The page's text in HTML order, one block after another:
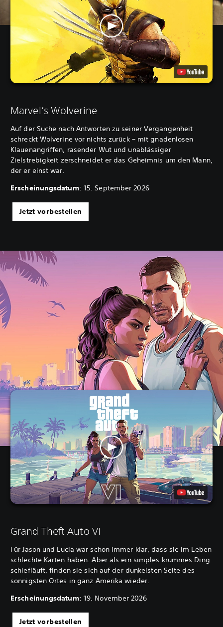
Marvel’s Wolverine
Auf der Suche nach Antworten zu seiner Vergangenheit
schreckt Wolverine vor nichts zurück – mit gnadenlosen
Klauenangriffen, rasender Wut und unablässiger
Zielstrebigkeit zerschneidet er das Geheimnis um den Mann,
der er einst war.
Erscheinungsdatum: 15. September 2026
Jetzt vorbestellen
Grand Theft Auto VI
Für Jason und Lucia war schon immer klar, dass sie im Leben
schlechte Karten haben. Aber als ein simples krummes Ding
schiefläuft, finden sie sich auf der dunkelsten Seite des
sonnigsten Ortes in ganz Amerika wieder.
Erscheinungsdatum: 19. November 2026
Jetzt vorbestellen